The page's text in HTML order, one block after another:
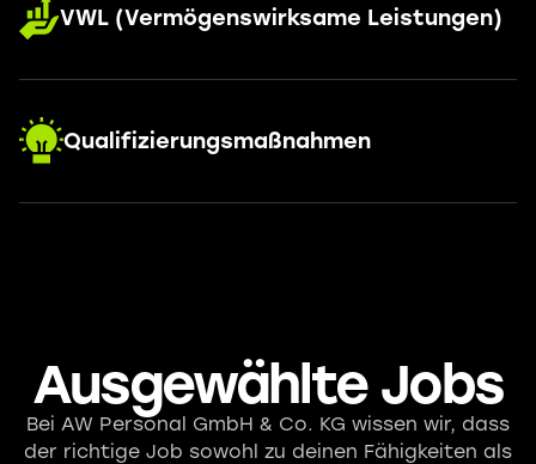
VWL (Vermögenswirksame Leistungen)
Qualifizierungsmaßnahmen
Ausgewählte Jobs
Bei AW Personal GmbH & Co. KG wissen wir, dass
der richtige Job sowohl zu deinen Fähigkeiten als